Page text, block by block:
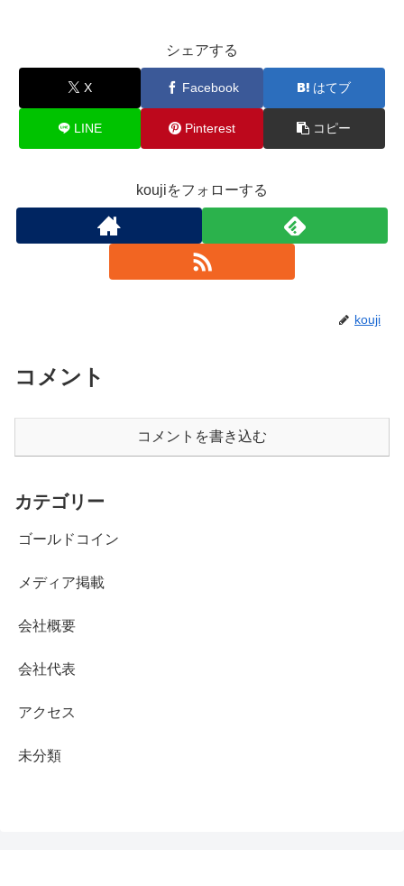
シェアする
X Facebook はてブ
LINE Pinterest コピー
koujiをフォローする
kouji
コメント
コメントを書き込む
カテゴリー
ゴールドコイン
メディア掲載
会社概要
会社代表
アクセス
未分類